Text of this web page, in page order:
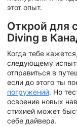
этот опыт.
Открой для
Diving в
Когда тебе
следующему
отправиться в
если до этого ты
погружений. Но
освоение новых
стихией может
себе дайвера.